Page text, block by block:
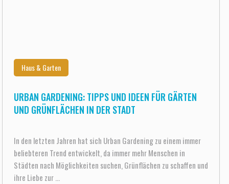
Haus & Garten
URBAN GARDENING: TIPPS UND IDEEN FÜR GÄRTEN
UND GRÜNFLÄCHEN IN DER STADT
In den letzten Jahren hat sich Urban Gardening zu einem immer
beliebteren Trend entwickelt, da immer mehr Menschen in
Städten nach Möglichkeiten suchen, Grünflächen zu schaffen und
ihre Liebe zur ...